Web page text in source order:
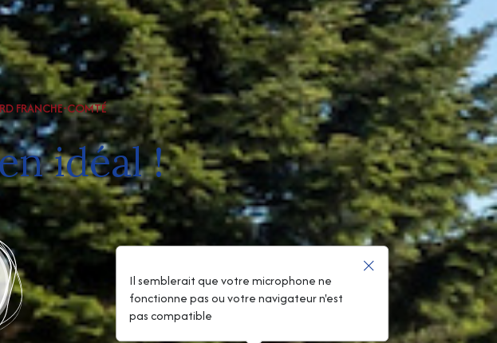
FRANCHE-COMTÉ
idéal !
Il semblerait que votre microphone ne
fonctionne pas ou votre navigateur n'est
pas compatible